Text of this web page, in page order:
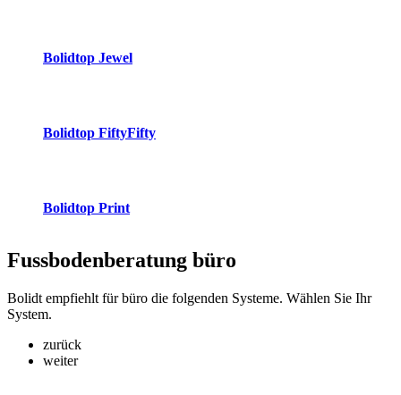
Bolidtop Jewel
Bolidtop FiftyFifty
Bolidtop Print
Fussbodenberatung büro
Bolidt empfiehlt für büro die folgenden Systeme. Wählen Sie Ihr
System.
zurück
weiter